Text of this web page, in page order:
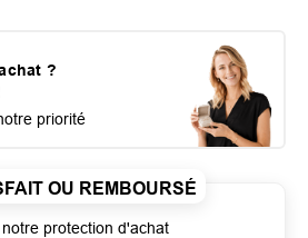
?
priorité
OU REMBOURSÉ
protection d'achat